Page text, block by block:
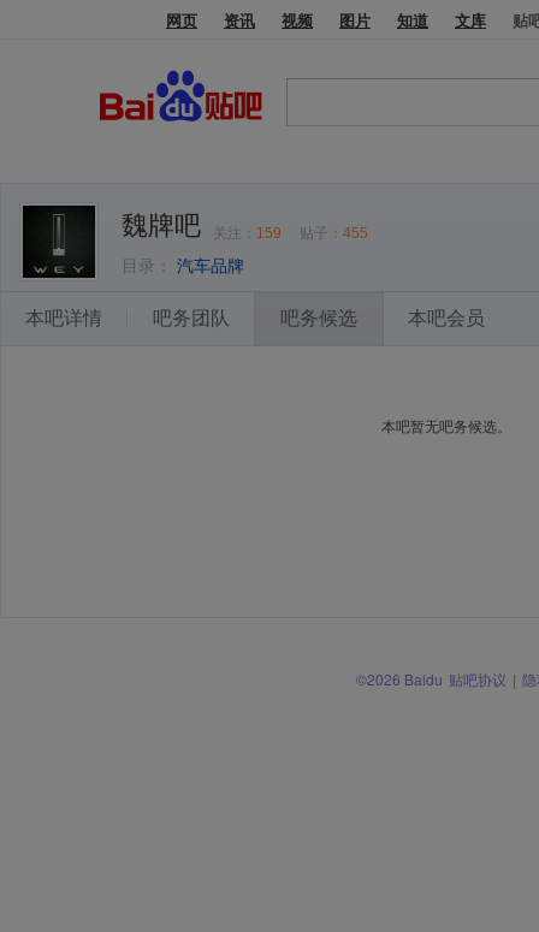
网页 资讯 视频 图片 知道 文库 贴
魏牌吧 关注： 159 贴子： 455
目录： 汽车品牌
本吧详情 吧务团队 吧务候选 本吧会员
本吧暂无吧务候选。
©2026 Baidu 贴吧协议 |